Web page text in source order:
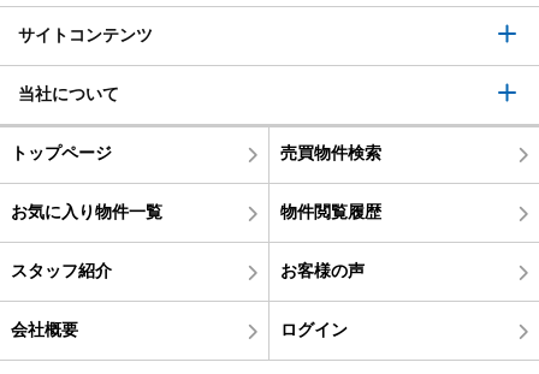
サイトコンテンツ
当社について
トップページ 売買物件検索
お気に入り物件一覧 物件閲覧履歴
スタッフ紹介 お客様の声
会社概要 ログイン